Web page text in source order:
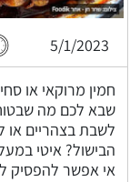
5/1/2023
חמין מרוקאי או
שבא לכם מה
לשבת בצהריים או
הבישול? איטי
אי אפשר להפסיק